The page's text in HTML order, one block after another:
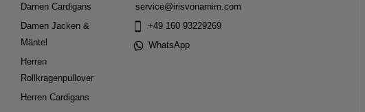
Damen Cardigans
Damen Jacken &
Mäntel
Herren
Rollkragenpullover
Herren Cardigans
service@irisvonarnim.com
+49 160 93229269
WhatsApp